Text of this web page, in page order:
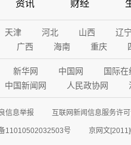
资讯 财经
天津 河北 山西 辽宁
广西 海南 重庆
新华网 中国网 国际在
中国新闻网 人民政协网
信息举报 互联网新闻信息服务许
11010502032503号 京网文